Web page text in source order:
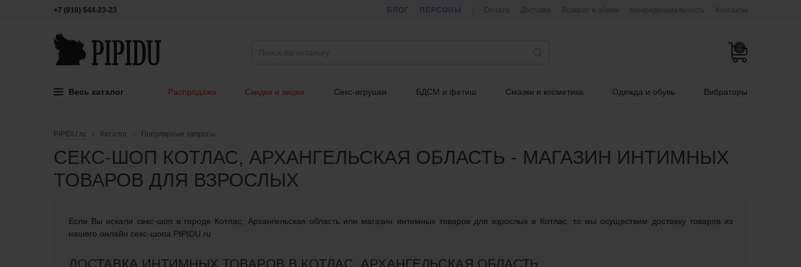
+7 (910) 544-23-23 БЛОГ ПЕРСОНЫ Оплата Доставка Возврат и обмен Конфиденциальность Контакты
0
Весь каталог Распродажа Скидки и акции Секс-игрушки БДСМ и фетиш Смазки и косметика Одежда и обувь Вибраторы
PIPIDU.ru Каталог Популярные запросы
СЕКС-ШОП КОТЛАС, АРХАНГЕЛЬСКАЯ ОБЛАСТЬ - МАГАЗИН ИНТИМНЫХ
ТОВАРОВ ДЛЯ ВЗРОСЛЫХ
Если Вы искали cекс-шоп в городе Котлас, Архангельская область или магазин интимных товаров для взрослых в Котлас, то мы осуществим доставку товаров из
нашего онлайн секс-шопа PIPIDU.ru
ДОСТАВКА ИНТИМНЫХ ТОВАРОВ В КОТЛАС, АРХАНГЕЛЬСКАЯ ОБЛАСТЬ